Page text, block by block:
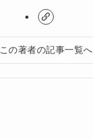
この著者の記事一覧へ